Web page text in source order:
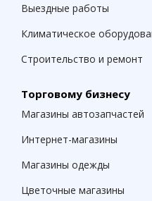
Выездные работы
Климатическое
Строительство и ремонт
Торговому бизнесу
Магазины автозапчастей
Интернет-магазины
Магазины одежды
Цветочные магазины